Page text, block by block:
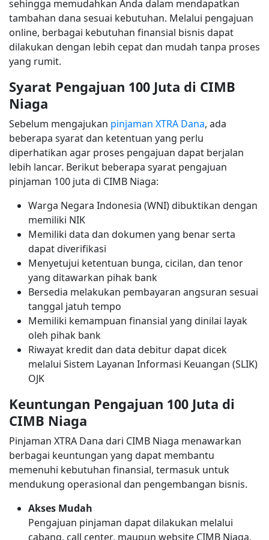
sehingga memudahkan Anda dalam mendapatkan
tambahan dana sesuai kebutuhan. Melalui pengajuan
online, berbagai kebutuhan finansial bisnis dapat
dilakukan dengan lebih cepat dan mudah tanpa proses
yang rumit.
Syarat Pengajuan 100 Juta di CIMB
Niaga
Sebelum mengajukan pinjaman XTRA Dana, ada
beberapa syarat dan ketentuan yang perlu
diperhatikan agar proses pengajuan dapat berjalan
lebih lancar. Berikut beberapa syarat pengajuan
pinjaman 100 juta di CIMB Niaga:
Warga Negara Indonesia (WNI) dibuktikan dengan
memiliki NIK
Memiliki data dan dokumen yang benar serta
dapat diverifikasi
Menyetujui ketentuan bunga, cicilan, dan tenor
yang ditawarkan pihak bank
Bersedia melakukan pembayaran angsuran sesuai
tanggal jatuh tempo
Memiliki kemampuan finansial yang dinilai layak
oleh pihak bank
Riwayat kredit dan data debitur dapat dicek
melalui Sistem Layanan Informasi Keuangan (SLIK)
OJK
Keuntungan Pengajuan 100 Juta di
CIMB Niaga
Pinjaman XTRA Dana dari CIMB Niaga menawarkan
berbagai keuntungan yang dapat membantu
memenuhi kebutuhan finansial, termasuk untuk
mendukung operasional dan pengembangan bisnis.
Akses Mudah
Pengajuan pinjaman dapat dilakukan melalui
cabang, call center, maupun website CIMB Niaga.